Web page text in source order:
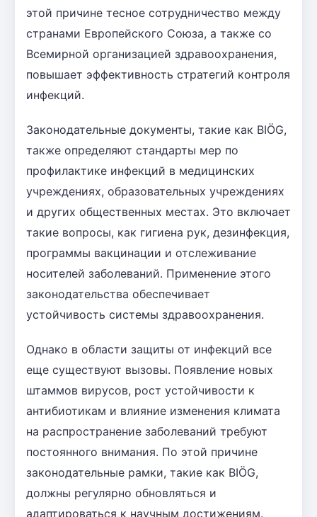
этой причине тесное сотрудничество между
странами Европейского Союза, а также со
Всемирной организацией здравоохранения,
повышает эффективность стратегий контроля
инфекций.
Законодательные документы, такие как BIÖG,
также определяют стандарты мер по
профилактике инфекций в медицинских
учреждениях, образовательных учреждениях
и других общественных местах. Это включает
такие вопросы, как гигиена рук, дезинфекция,
программы вакцинации и отслеживание
носителей заболеваний. Применение этого
законодательства обеспечивает
устойчивость системы здравоохранения.
Однако в области защиты от инфекций все
еще существуют вызовы. Появление новых
штаммов вирусов, рост устойчивости к
антибиотикам и влияние изменения климата
на распространение заболеваний требуют
постоянного внимания. По этой причине
законодательные рамки, такие как BIÖG,
должны регулярно обновляться и
адаптироваться к научным достижениям.